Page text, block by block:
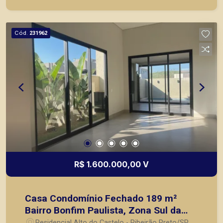
Cód. 231962
R$ 1.600.000,00 V
Casa Condomínio Fechado 189 m²
Bairro Bonfim Paulista, Zona Sul da